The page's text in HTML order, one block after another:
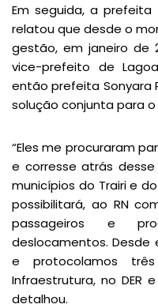
Em seguida, a prefeita
relatou que desde o
gestão, em janeiro de
vice-prefeito de
então prefeita Sonyara
solução conjunta para
“Eles me procuraram
e corresse atrás
municípios do Trairi e
possibilitará, ao RN
passageiros e
deslocamentos. Desde
e protocolamos
Infraestrutura, no DER
detalhou.